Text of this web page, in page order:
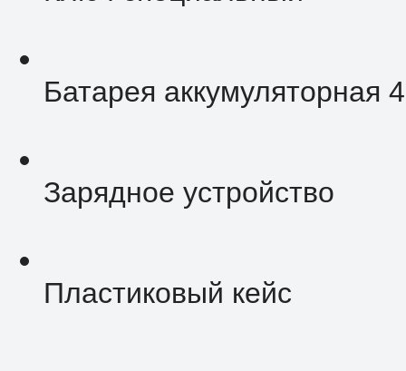
Батарея аккумуляторная
Зарядное устройство
Пластиковый кейс